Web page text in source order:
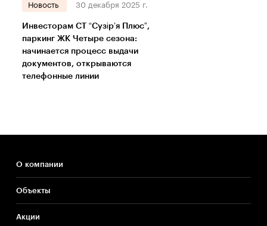
Новость 30 декабря 2025 г.
Инвесторам СТ “Сузір’я Плюс”,
паркинг ЖК Четыре сезона:
начинается процесс выдачи
документов, открываются
телефонные линии
О компании
Объекты
Акции